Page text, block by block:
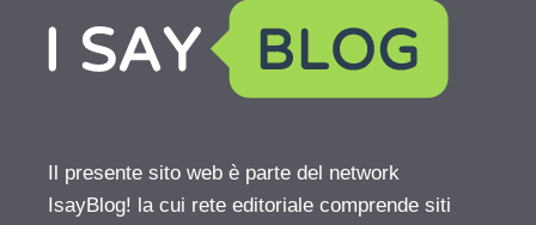
Il presente sito web è parte del network
IsayBlog! la cui rete editoriale comprende siti